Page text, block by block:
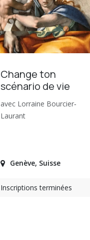
Change ton
scénario de vie
avec Lorraine Bourcier‐
Laurant
Genève, Suisse
Inscriptions terminées